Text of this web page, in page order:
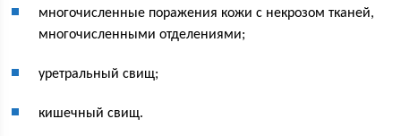
многочисленные поражения кожи с некрозом тканей,
многочисленными отделениями;
уретральный свищ;
кишечный свищ.